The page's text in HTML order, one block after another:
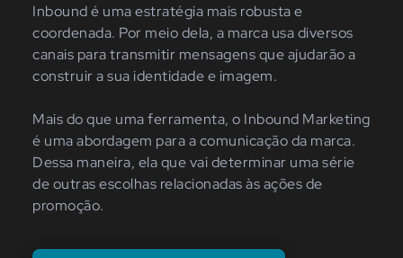
Inbound é uma estratégia mais robusta e
coordenada. Por meio dela, a marca usa diversos
canais para transmitir mensagens que ajudarão a
construir a sua identidade e imagem.
Mais do que uma ferramenta, o Inbound Marketing
é uma abordagem para a comunicação da marca.
Dessa maneira, ela que vai determinar uma série
de outras escolhas relacionadas às ações de
promoção.